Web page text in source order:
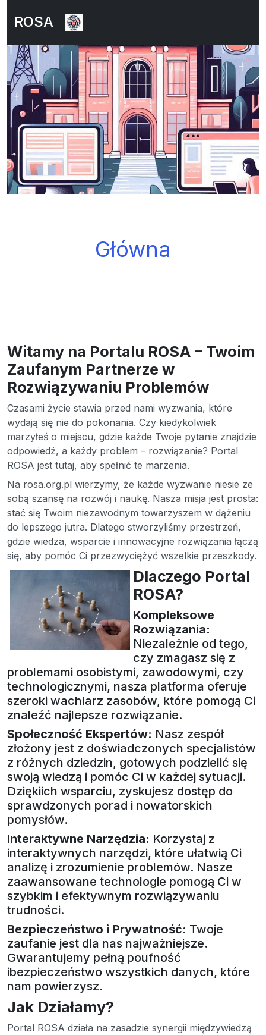
ROSA
Główna
Witamy na Portalu ROSA – Twoim
Zaufanym Partnerze w
Rozwiązywaniu Problemów
Czasami życie stawia przed nami wyzwania, które
wydają się nie do pokonania. Czy kiedykolwiek
marzyłeś o miejscu, gdzie każde Twoje pytanie znajdzie
odpowiedź, a każdy problem – rozwiązanie? Portal
ROSA jest tutaj, aby spełnić te marzenia.
Na rosa.org.pl wierzymy, że każde wyzwanie niesie ze
sobą szansę na rozwój i naukę. Nasza misja jest prosta:
stać się Twoim niezawodnym towarzyszem w dążeniu
do lepszego jutra. Dlatego stworzyliśmy przestrzeń,
gdzie wiedza, wsparcie i innowacyjne rozwiązania łączą
się, aby pomóc Ci przezwyciężyć wszelkie przeszkody.
Dlaczego Portal
ROSA?
Kompleksowe
Rozwiązania:
Niezależnie od tego,
czy zmagasz się z
problemami osobistymi, zawodowymi, czy
technologicznymi, nasza platforma oferuje
szeroki wachlarz zasobów, które pomogą Ci
znaleźć najlepsze rozwiązanie.
Społeczność Ekspertów: Nasz zespół
złożony jest z doświadczonych specjalistów
z różnych dziedzin, gotowych podzielić się
swoją wiedzą i pomóc Ci w każdej sytuacji.
Dziękiich wsparciu, zyskujesz dostęp do
sprawdzonych porad i nowatorskich
pomysłów.
Interaktywne Narzędzia: Korzystaj z
interaktywnych narzędzi, które ułatwią Ci
analizę i zrozumienie problemów. Nasze
zaawansowane technologie pomogą Ci w
szybkim i efektywnym rozwiązywaniu
trudności.
Bezpieczeństwo i Prywatność: Twoje
zaufanie jest dla nas najważniejsze.
Gwarantujemy pełną poufność
ibezpieczeństwo wszystkich danych, które
nam powierzysz.
Jak Działamy?
Portal ROSA działa na zasadzie synergii międzywiedzą